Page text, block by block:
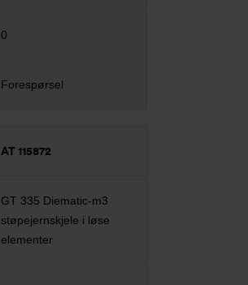
0
Forespørsel
AT 115872
GT 335 Diematic-m3
støpejernskjele i løse
elementer